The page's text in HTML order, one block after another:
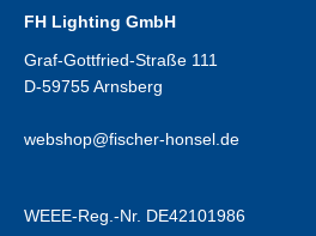
FH Lighting GmbH
Graf-Gottfried-Straße 111
D-59755 Arnsberg
webshop@fischer-honsel.de
WEEE-Reg.-Nr. DE42101986